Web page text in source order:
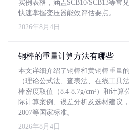
实例表格，涵盖SCB10/SCB13等常
快速掌握变压器能效评估要点。
2026年8月4日
铜棒的重量计算方法有哪些
本文详细介绍了铜棒和黄铜棒重量
（理论公式法、查表法、在线工具
棒密度取值（8.4-8.7g/cm³）和计算
际计算案例、误差分析及选材建议
2007等国家标准。
2026年8月4日